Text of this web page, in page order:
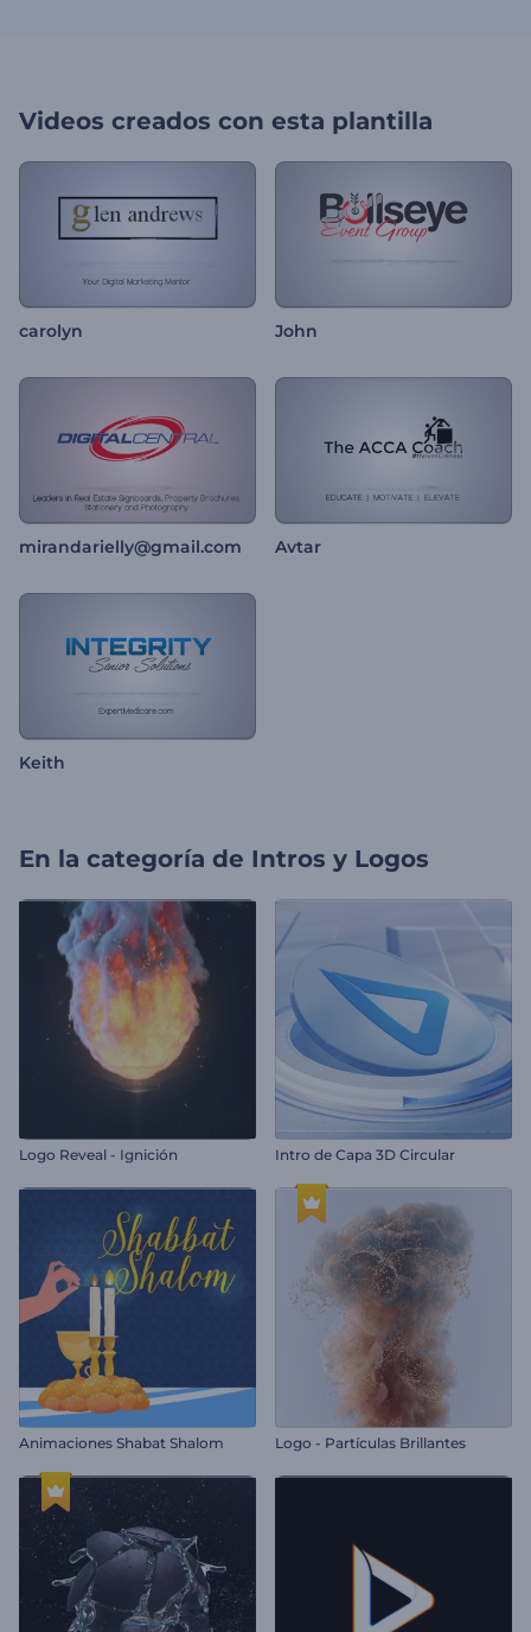
Videos creados con esta plantilla
carolyn John
mirandarielly@gmail.com Avtar
Keith
En la categoría de Intros y Logos
Logo Reveal - Ignición Intro de Capa 3D Circular
Animaciones Shabat Shalom Logo - Partículas Brillantes